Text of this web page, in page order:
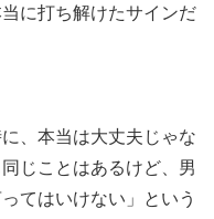
に打ち解けたサインだ
、本当は大丈夫じゃな
じことはあるけど、男
てはいけない」という